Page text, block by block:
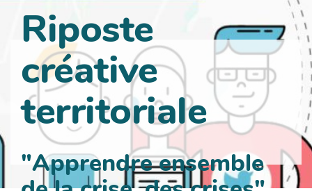
Riposte
créative
territoriale
"Apprendre ensemble